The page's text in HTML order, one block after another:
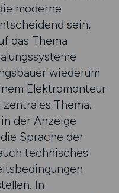
moderne
sein,
das Thema
wiederum
Elektromonteur
Thema.
der Anzeige
Sprache der
technisches
In